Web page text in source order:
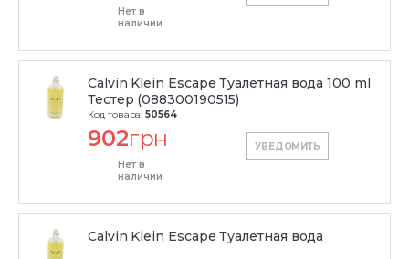
Нет в
наличии
Calvin Klein Escape Туалетная вода 100 ml
Тестер (088300190515)
Код товара: 50564
902грн
Нет в
наличии
УВЕДОМИТЬ
Calvin Klein Escape Туалетная вода